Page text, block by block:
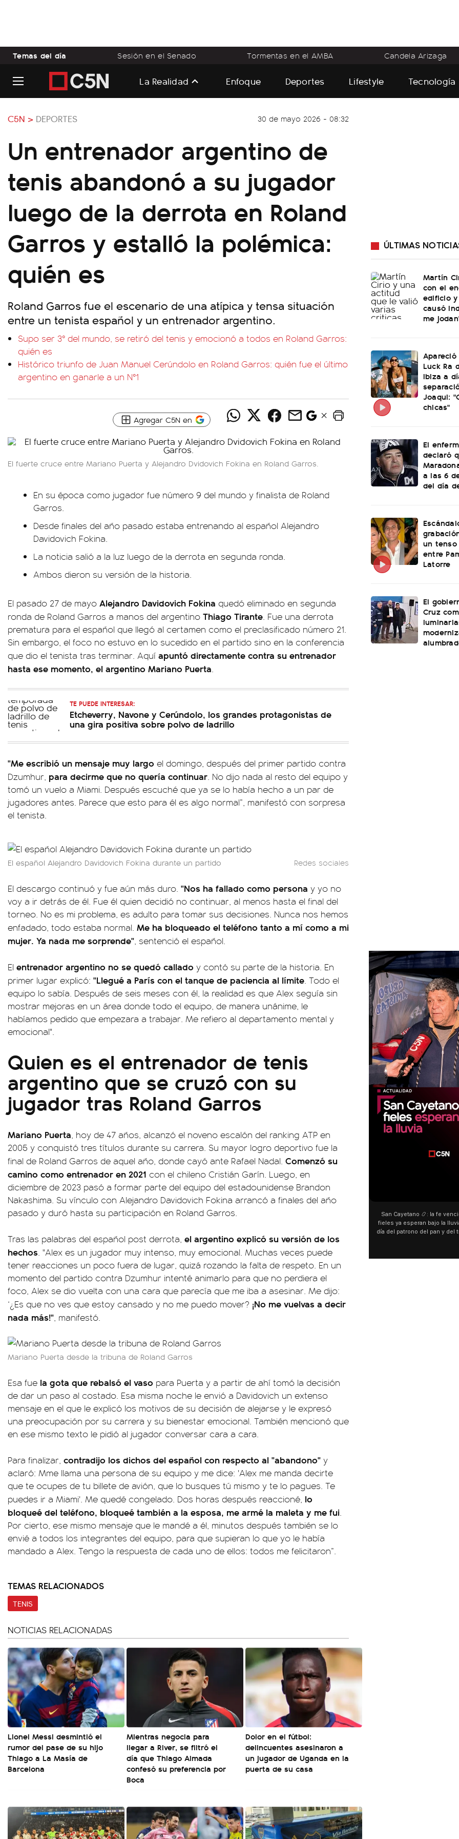
Temas del día Sesión en el Senado Tormentas en el AMBA Candela Arizaga
La Realidad Enfoque Deportes Lifestyle Tecnología
C5N > DEPORTES 30 de mayo 2026 - 08:32
Un entrenador argentino de
tenis abandonó a su jugador
luego de la derrota en Roland
Garros y estalló la polémica:
quién es
Roland Garros fue el escenario de una atípica y tensa situación
entre un tenista español y un entrenador argentino.
Supo ser 3° del mundo, se retiró del tenis y emocionó a todos en Roland Garros:
quién es
Histórico triunfo de Juan Manuel Cerúndolo en Roland Garros: quién fue el último
argentino en ganarle a un N°1
Agregar C5N en
El fuerte cruce entre Mariano Puerta y Alejandro Dvidovich Fokina en Roland Garros.
En su época como jugador fue número 9 del mundo y finalista de Roland
Garros.
Desde finales del año pasado estaba entrenando al español Alejandro
Davidovich Fokina.
La noticia salió a la luz luego de la derrota en segunda ronda.
Ambos dieron su versión de la historia.
El pasado 27 de mayo Alejandro Davidovich Fokina quedó eliminado en segunda
ronda de Roland Garros a manos del argentino Thiago Tirante. Fue una derrota
prematura para el español que llegó al certamen como el preclasificado número 21.
Sin embargo, el foco no estuvo en lo sucedido en el partido sino en la conferencia
que dio el tenista tras terminar. Aquí apuntó directamente contra su entrenador
hasta ese momento, el argentino Mariano Puerta.
TE PUEDE INTERESAR:
Etcheverry, Navone y Cerúndolo, los grandes protagonistas de
una gira positiva sobre polvo de ladrillo
"Me escribió un mensaje muy largo el domingo, después del primer partido contra
Dzumhur, para decirme que no quería continuar. No dijo nada al resto del equipo y
tomó un vuelo a Miami. Después escuché que ya se lo había hecho a un par de
jugadores antes. Parece que esto para él es algo normal”, manifestó con sorpresa
el tenista.
El español Alejandro Davidovich Fokina durante un partido Redes sociales
El descargo continuó y fue aún más duro. "Nos ha fallado como persona y yo no
voy a ir detrás de él. Fue él quien decidió no continuar, al menos hasta el final del
torneo. No es mi problema, es adulto para tomar sus decisiones. Nunca nos hemos
enfadado, todo estaba normal. Me ha bloqueado el teléfono tanto a mí como a mi
mujer. Ya nada me sorprende", sentenció el español.
El entrenador argentino no se quedó callado y contó su parte de la historia. En
primer lugar explicó: "Llegué a París con el tanque de paciencia al límite. Todo el
equipo lo sabía. Después de seis meses con él, la realidad es que Alex seguía sin
mostrar mejoras en un área donde todo el equipo, de manera unánime, le
habíamos pedido que empezara a trabajar. Me refiero al departamento mental y
emocional".
Quien es el entrenador de tenis
argentino que se cruzó con su
jugador tras Roland Garros
Mariano Puerta, hoy de 47 años, alcanzó el noveno escalón del ranking ATP en
2005 y conquistó tres títulos durante su carrera. Su mayor logro deportivo fue la
final de Roland Garros de aquel año, donde cayó ante Rafael Nadal. Comenzó su
camino como entrenador en 2021 con el chileno Cristián Garín. Luego, en
diciembre de 2023 pasó a formar parte del equipo del estadounidense Brandon
Nakashima. Su vínculo con Alejandro Davidovich Fokina arrancó a finales del año
pasado y duró hasta su participación en Roland Garros.
Tras las palabras del español post derrota, el argentino explicó su versión de los
hechos. "Alex es un jugador muy intenso, muy emocional. Muchas veces puede
tener reacciones un poco fuera de lugar, quizá rozando la falta de respeto. En un
momento del partido contra Dzumhur intenté animarlo para que no perdiera el
foco, Alex se dio vuelta con una cara que parecía que me iba a asesinar. Me dijo:
‘¿Es que no ves que estoy cansado y no me puedo mover? ¡No me vuelvas a decir
nada más!", manifestó.
Mariano Puerta desde la tribuna de Roland Garros
Esa fue la gota que rebalsó el vaso para Puerta y a partir de ahí tomó la decisión
de dar un paso al costado. Esa misma noche le envió a Davidovich un extenso
mensaje en el que le explicó los motivos de su decisión de alejarse y le expresó
una preocupación por su carrera y su bienestar emocional. También mencionó que
en ese mismo texto le pidió al jugador conversar cara a cara.
Para finalizar, contradijo los dichos del español con respecto al "abandono" y
aclaró: Mme llama una persona de su equipo y me dice: 'Alex me manda decirte
que te ocupes de tu billete de avión, que lo busques tú mismo y te lo pagues. Te
puedes ir a Miami'. Me quedé congelado. Dos horas después reaccioné, lo
bloqueé del teléfono, bloqueé también a la esposa, me armé la maleta y me fui.
Por cierto, ese mismo mensaje que le mandé a él, minutos después también se lo
envié a todos los integrantes del equipo, para que supieran lo que yo le había
mandado a Alex. Tengo la respuesta de cada uno de ellos: todos me felicitaron”.
TEMAS RELACIONADOS
TENIS
NOTICIAS RELACIONADAS
Lionel Messi desmintió el
rumor del pase de su hijo
Thiago a La Masía de
Barcelona
Mientras negocia para
llegar a River, se filtró el
día que Thiago Almada
confesó su preferencia por
Boca
Dolor en el fútbol:
delincuentes asesinaron a
un jugador de Uganda en la
puerta de su casa
ÚLTIMAS
Martín
con el
edificio
causó
me
Luck Ra
Ibiza a
Joaqui:
chicas"
El
declaró
a las 6
del día
un
entre
Latorre
El
Cruz
00:00
San Cayetano 📿: la fe venció al agua y los
fieles ya esperan bajo la lluvia ➡️ A horas del
día del patrono del pan y del trabajo, miles de
personas acampan en Liniers para agradecer
y pedir. 🎙️ @bernardomagnago
"Te